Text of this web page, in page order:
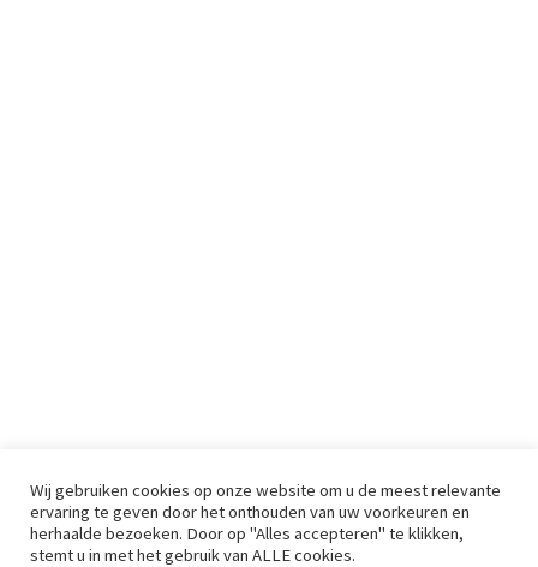
Wij gebruiken cookies op onze website om u de meest relevante
ervaring te geven door het onthouden van uw voorkeuren en
herhaalde bezoeken. Door op "Alles accepteren" te klikken,
stemt u in met het gebruik van ALLE cookies.